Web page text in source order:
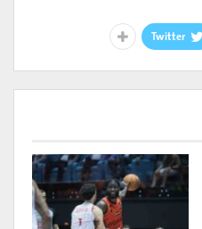
Twitter